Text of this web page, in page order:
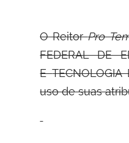
O ReitorPro
FEDERAL DE
E
uso de suas